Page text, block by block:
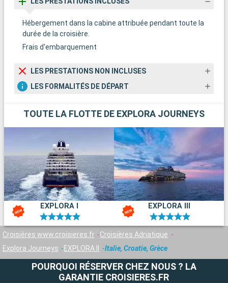
Hébergement dans la cabine attribuée pendant toute la
durée de la croisière.
Frais d'embarquement
LES PRESTATIONS NON INCLUSES
LES FORMALITÉS DE DÉPART
TOUTE LA FLOTTE DE EXPLORA JOURNEYS
EXPLORA I EXPLORA III
Croisières www.croisieres.fr
Croisières Adriatique
Explora Journeys
EXPLORA II Italie, Croatie, Grèce
POURQUOI RÉSERVER CHEZ NOUS ? LA
GARANTIE CROISIERES.FR